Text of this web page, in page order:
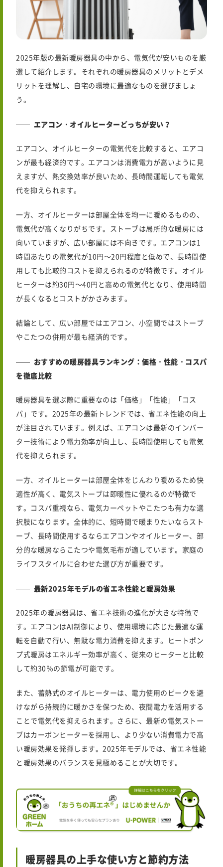
2025年版の最新暖房器具の中から、電気代が安いものを厳
選して紹介します。それぞれの暖房器具のメリットとデメ
リットを理解し、自宅の環境に最適なものを選びましょ
う。
エアコン・オイルヒーターどっちが安い？
エアコン、オイルヒーターの電気代を比較すると、エアコ
ンが最も経済的です。エアコンは消費電力が高いように見
えますが、熱交換効率が良いため、長時間運転しても電気
代を抑えられます。
一方、オイルヒーターは部屋全体を均一に暖めるものの、
電気代が高くなりがちです。ストーブは局所的な暖房には
向いていますが、広い部屋には不向きです。エアコンは1
時間あたりの電気代が10円〜20円程度と低めで、長時間使
用しても比較的コストを抑えられるのが特徴です。オイル
ヒーターは約30円〜40円と高めの電気代となり、使用時間
が長くなるとコストがかさみます。
結論として、広い部屋ではエアコン、小空間ではストーブ
やこたつの併用が最も経済的です。
おすすめの暖房器具ランキング：価格・性能・コスパ
を徹底比較
暖房器具を選ぶ際に重要なのは「価格」「性能」「コス
パ」です。2025年の最新トレンドでは、省エネ性能の向上
が注目されています。例えば、エアコンは最新のインバー
ター技術により電力効率が向上し、長時間使用しても電気
代を抑えられます。
一方、オイルヒーターは部屋全体をじんわり暖めるため快
適性が高く、電気ストーブは即暖性に優れるのが特徴で
す。コスパ重視なら、電気カーペットやこたつも有力な選
択肢になります。全体的に、短時間で暖まりたいならスト
ーブ、長時間使用するならエアコンやオイルヒーター、部
分的な暖房ならこたつや電気毛布が適しています。家庭の
ライフスタイルに合わせた選び方が重要です。
最新2025年モデルの省エネ性能と暖房効果
2025年の暖房器具は、省エネ技術の進化が大きな特徴で
す。エアコンはAI制御により、使用環境に応じた最適な運
転を自動で行い、無駄な電力消費を抑えます。ヒートポン
プ式暖房はエネルギー効率が高く、従来のヒーターと比較
して約30％の節電が可能です。
また、蓄熱式のオイルヒーターは、電力使用のピークを避
けながら持続的に暖かさを保つため、夜間電力を活用する
ことで電気代を抑えられます。さらに、最新の電気ストー
ブはカーボンヒーターを採用し、より少ない消費電力で高
い暖房効果を発揮します。2025年モデルでは、省エネ性能
と暖房効果のバランスを見極めることが大切です。
暖房器具の上手な使い方と節約方法